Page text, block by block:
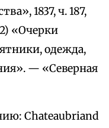
1837, ч. 187,
«Очерки
одежда,
— «Северная
Chateaubriand